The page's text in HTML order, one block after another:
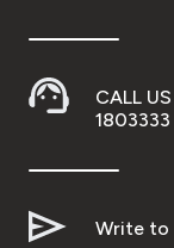
CALL
1803333
Write to